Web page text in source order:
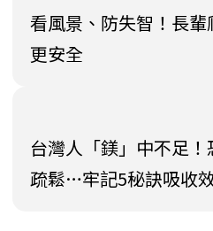
看風景、防失智！長
更安全
台灣人「鎂」中不足
疏鬆…牢記5秘訣吸收